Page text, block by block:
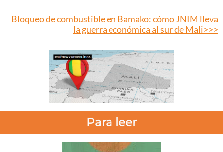
Bloqueo de combustible en Bamako: cómo JNIM lleva
la guerra económica al sur de Mali>>>
Para leer